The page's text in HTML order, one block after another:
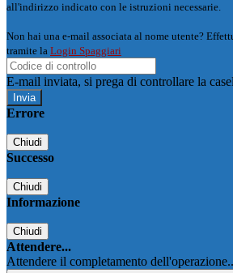
all'indirizzo indicato con le istruzioni necessarie.
Non hai una e-mail associata al nome utente?
tramite la Login Spaggiari
E-mail inviata, si prega di controllare la
Errore
Chiudi
Successo
Chiudi
Informazione
Chiudi
Attendere...
Attendere il completamento